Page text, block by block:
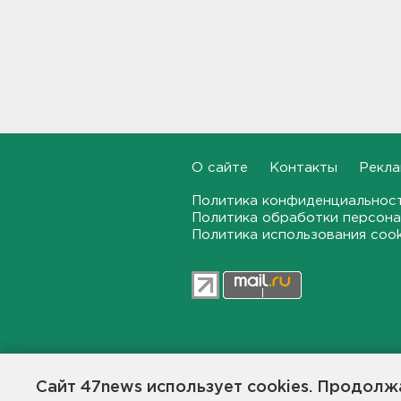
Сайт 47news использует cookies.
Ленобластью
спецтранспорта не поделили
Медведи Бу и Тяпа из «Дома
Больше десятка человек
О сайте Контакты
Политика
Политика обработки
Политика использования
общественной жизни в
Создатели рассчитывают, что